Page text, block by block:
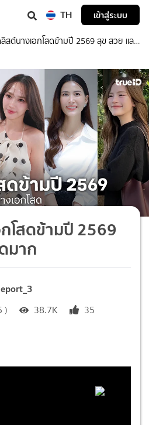
TH เข้าสู่ระบบ
ลิสต์นางเอกโสดข้ามปี 2569 สุข สวย และ
โสดข้ามปี 2569
มาก
) 38.7K 35